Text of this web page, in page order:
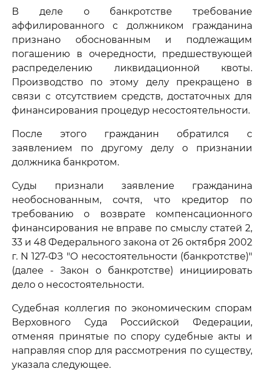
В деле о банкротстве требование
аффилированного с должником гражданина
признано обоснованным и подлежащим
погашению в очередности, предшествующей
распределению ликвидационной квоты.
Производство по этому делу прекращено в
связи с отсутствием средств, достаточных для
финансирования процедур несостоятельности.
После этого гражданин обратился с
заявлением по другому делу о признании
должника банкротом.
Суды признали заявление гражданина
необоснованным, сочтя, что кредитор по
требованию о возврате компенсационного
финансирования не вправе по смыслу статей 2,
33 и 48 Федерального закона от 26 октября 2002
г. N 127-ФЗ "О несостоятельности (банкротстве)"
(далее - Закон о банкротстве) инициировать
дело о несостоятельности.
Судебная коллегия по экономическим спорам
Верховного Суда Российской Федерации,
отменяя принятые по спору судебные акты и
направляя спор для рассмотрения по существу,
указала следующее.